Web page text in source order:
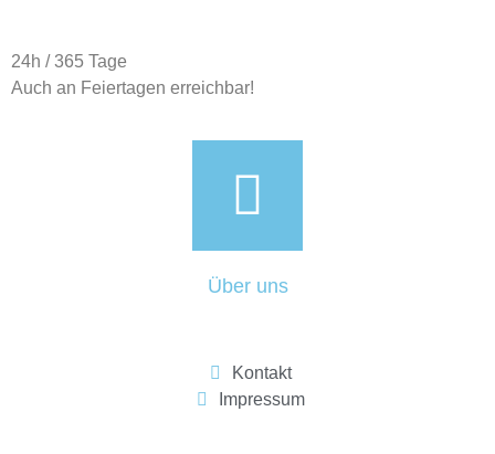
24h / 365 Tage
Auch an Feiertagen erreichbar!
Über uns
Kontakt
Impressum